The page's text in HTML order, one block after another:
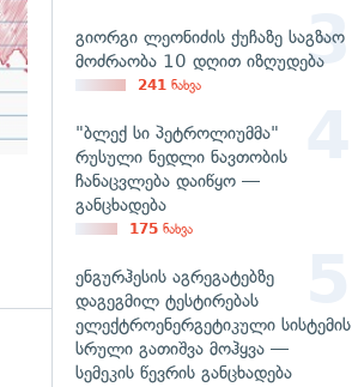
გიორგი ლეონიძის ქუჩაზე საგზაო
მოძრაობა 10 დღით იზღუდება
241 ნახვა
"ბლექ სი პეტროლიუმმა"
რუსული ნედლი ნავთობის
ჩანაცვლება დაიწყო —
განცხადება
175 ნახვა
ენგურჰესის აგრეგატებზე
დაგეგმილ ტესტირებას
ელექტროენერგეტიკული სისტემის
სრული გათიშვა მოჰყვა —
სემეკის წევრის განცხადება